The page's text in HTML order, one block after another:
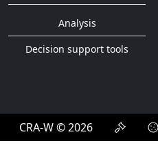
Analysis
Decision support tools
CRA-W © 2026